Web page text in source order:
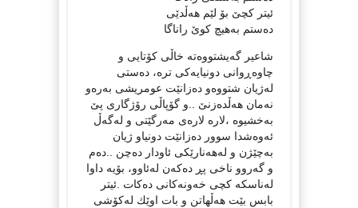
ئیتر كچێ‌ بۆ لێم هه‌ڵدێی
ده‌ستم به‌هیچ كوێ‌ راناگا
شاعیر گه‌یشتووه‌ته‌ خاڵی كۆتایی و
چاوه‌ڕوانی دونیایه‌كی تره‌، ده‌ستی
له‌ژیان شتووه‌و ده‌زانێت عومریشی به‌ره‌و
نه‌مان هه‌ڵده‌زنێ‌ ..و گۆپاڵی رۆژگاری پێ‌
به‌خشیوه‌ ،لاره‌ لاره‌ی مه‌رگێتی و له‌گه‌ڵ
ئه‌وه‌شدا سوور ده‌زانێت دونیاو ژیان
به‌چێژن و له‌هه‌نارێكی ئاودار ده‌چن ..ده‌م
و گه‌روو ناخی پڕ ده‌كه‌ن له‌ئاوو، بۆیه‌ داوا
له‌ناسكه‌ كچی خه‌ونه‌كانی ده‌كات .ئیتر
بابس بێت هه‌ڵهاتن و بات اوێك له‌كۆشی